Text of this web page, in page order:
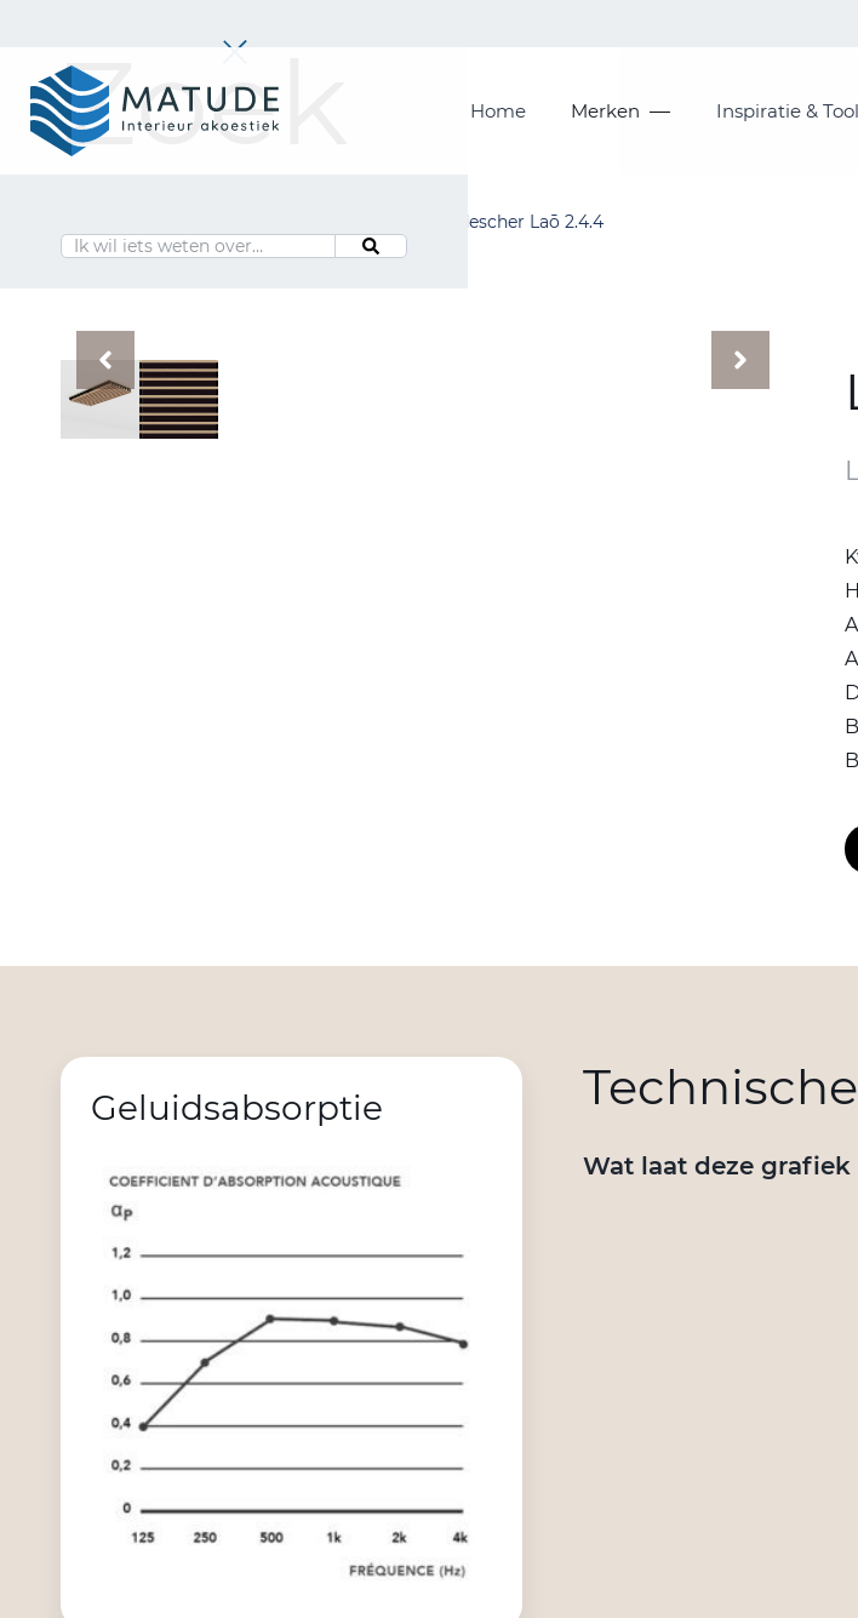
Zoek Home Merken Inspiratie &
Home
Merken
Oplossingen
Matude
Laudescher Laō 2.4.4
Geluidsabsorptie
Wat laat deze grafiek